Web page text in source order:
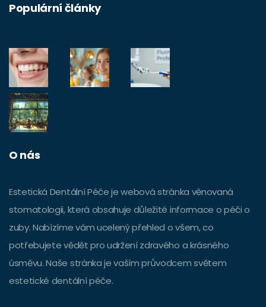
Populární články
O nás
Estetická Dentální Péče je webová stránka věnovaná
stomatologii, která obsahuje důležité informace o péči o
zuby. Nabízíme vám ucelený přehled o všem, co
potřebujete vědět pro udržení zdravého a krásného
úsměvu. Naše stránka je vaším průvodcem světem
estetické dentální péče.